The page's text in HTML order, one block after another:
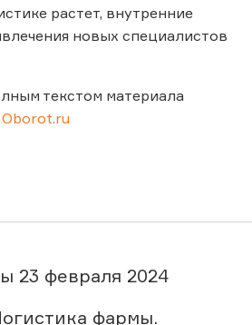
растет, внутренние
новых специалистов
текстом материала
Oborot.ru
23 февраля 2024
фармы.